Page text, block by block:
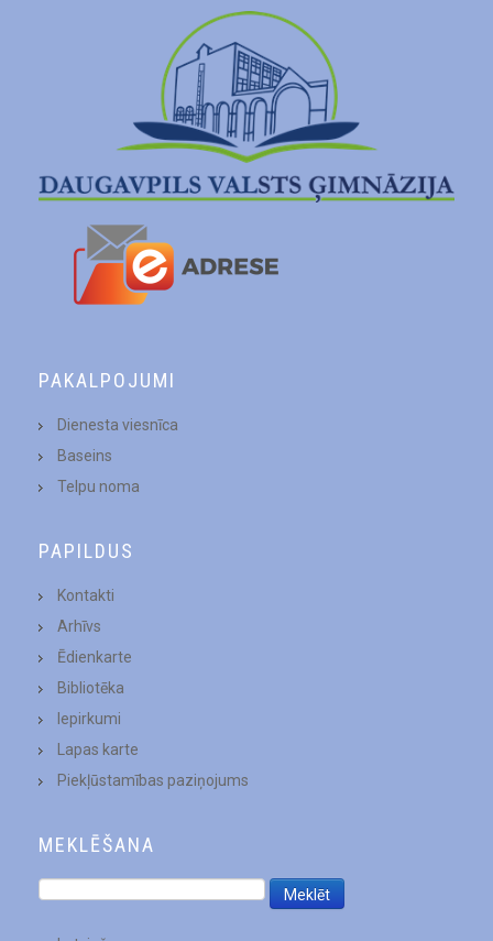
PAKALPOJUMI
Dienesta viesnīca
Baseins
Telpu noma
PAPILDUS
Kontakti
Arhīvs
Ēdienkarte
Bibliotēka
Iepirkumi
Lapas karte
Piekļūstamības paziņojums
MEKLĒŠANA